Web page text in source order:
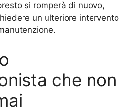
si romperà di nuovo,
un ulteriore intervento
che non